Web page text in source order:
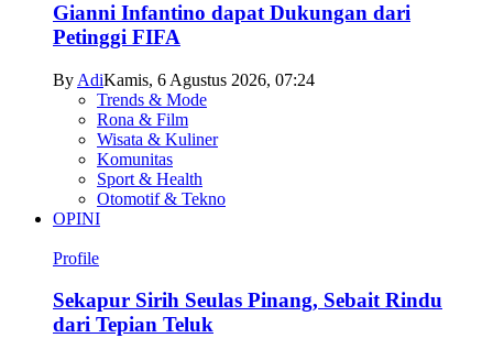
Gianni Infantino dapat Dukungan dari
Petinggi FIFA
By AdiKamis, 6 Agustus 2026, 07:24
Trends & Mode
Rona & Film
Wisata & Kuliner
Komunitas
Sport & Health
Otomotif & Tekno
OPINI
Profile
Sekapur Sirih Seulas Pinang, Sebait Rindu
dari Tepian Teluk